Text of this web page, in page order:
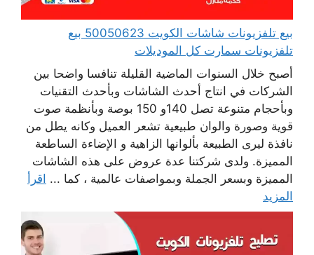
بيع تلفزيونات شاشات الكويت 50050623 بيع
تلفزيونات سمارت كل الموديلات
أصبح خلال السنوات الماضية القليلة تنافسا واضحا بين
الشركات في انتاج أحدث الشاشات وبأحدث التقنيات
وبأحجام متنوعة تصل 140و 150 بوصة وبأنظمة صوت
قوية وصورة والوان طبيعية تشعر العميل وكانه يطل من
نافذة ليرى الطبيعة بألوانها الزاهية و الإضاءة الساطعة
المميزة. ولدى شركتنا عدة عروض على هذه الشاشات
المميزة وبسعر الجملة وبمواصفات عالمية ، كما ... اقرأ
المزيد